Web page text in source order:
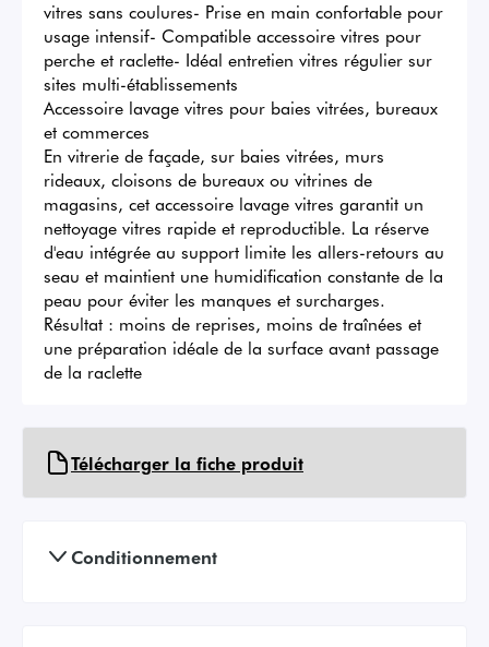
vitres sans coulures- Prise en main confortable pour
usage intensif- Compatible accessoire vitres pour
perche et raclette- Idéal entretien vitres régulier sur
sites multi-établissements
Accessoire lavage vitres pour baies vitrées, bureaux
et commerces
En vitrerie de façade, sur baies vitrées, murs
rideaux, cloisons de bureaux ou vitrines de
magasins, cet accessoire lavage vitres garantit un
nettoyage vitres rapide et reproductible. La réserve
d'eau intégrée au support limite les allers-retours au
seau et maintient une humidification constante de la
peau pour éviter les manques et surcharges.
Résultat : moins de reprises, moins de traînées et
une préparation idéale de la surface avant passage
de la raclette
Télécharger la fiche produit
Conditionnement